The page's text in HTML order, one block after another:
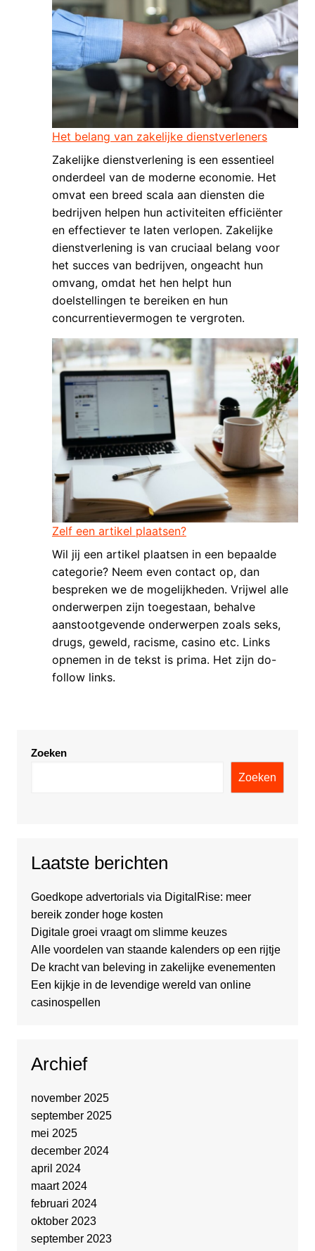
Het belang van zakelijke dienstverleners
Zakelijke dienstverlening is een essentieel
onderdeel van de moderne economie. Het
omvat een breed scala aan diensten die
bedrijven helpen hun activiteiten efficiënter
en effectiever te laten verlopen. Zakelijke
dienstverlening is van cruciaal belang voor
het succes van bedrijven, ongeacht hun
omvang, omdat het hen helpt hun
doelstellingen te bereiken en hun
concurrentievermogen te vergroten.
Zelf een artikel plaatsen?
Wil jij een artikel plaatsen in een bepaalde
categorie? Neem even contact op, dan
bespreken we de mogelijkheden. Vrijwel alle
onderwerpen zijn toegestaan, behalve
aanstootgevende onderwerpen zoals seks,
drugs, geweld, racisme, casino etc. Links
opnemen in de tekst is prima. Het zijn do-
follow links.
Zoeken
Zoeken
Laatste berichten
Goedkope advertorials via DigitalRise: meer
bereik zonder hoge kosten
Digitale groei vraagt om slimme keuzes
Alle voordelen van staande kalenders op een rijtje
De kracht van beleving in zakelijke evenementen
Een kijkje in de levendige wereld van online
casinospellen
Archief
november 2025
september 2025
mei 2025
december 2024
april 2024
maart 2024
februari 2024
oktober 2023
september 2023